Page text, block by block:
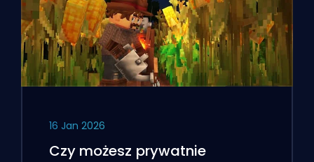
16 Jan 2026
Czy możesz prywatnie